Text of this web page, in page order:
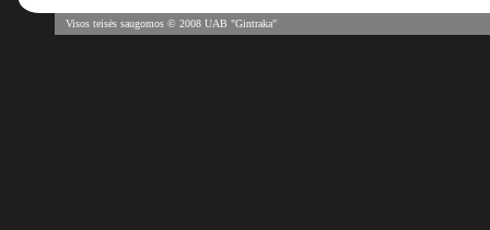
Visos teisės saugomos © 2008 UAB "Gintraka"